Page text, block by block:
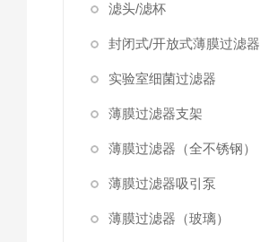
滤头/滤杯
封闭式/开放式薄膜过滤器
实验室细菌过滤器
薄膜过滤器支架
薄膜过滤器（全不锈钢）
薄膜过滤器吸引泵
薄膜过滤器（玻璃）